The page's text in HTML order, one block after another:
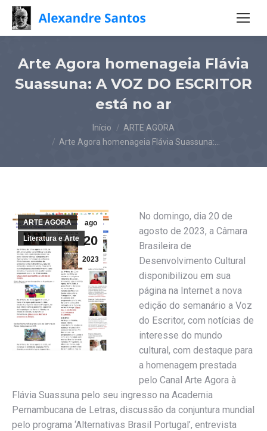
Arte Agora homenageia Flávia
Suassuna: A VOZ DO ESCRITOR
está no ar
Início
ARTE AGORA
Arte Agora homenageia Flávia Suassuna:…
ago
20
2023
ARTE AGORA
Literatura e Arte
No domingo, dia 20 de
agosto de 2023, a Câmara
Brasileira de
Desenvolvimento Cultural
disponibilizou em sua
página na Internet a nova
edição do semanário a Voz
do Escritor, com notícias de
interesse do mundo
cultural, com destaque para
a homenagem prestada
pelo Canal Arte Agora à
Flávia Suassuna pelo seu ingresso na Academia
Pernambucana de Letras, discussão da conjuntura mundial
pelo programa ‘Alternativas Brasil Portugal’, entrevista